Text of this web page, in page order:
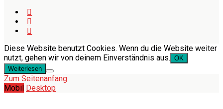
Diese Website benutzt Cookies. Wenn du die Website weiter
nutzt, gehen wir von deinem Einverständnis aus. OK
Weiterlesen
Zum Seitenanfang
Mobil Desktop